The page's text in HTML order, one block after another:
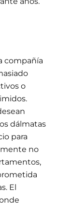
compañía
o
dálmatas
para
no
El